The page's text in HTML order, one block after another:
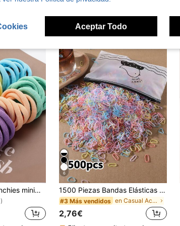
50 piezas de Scrunchies minimalistas y prácticos, accesorios de cabello para el hogar diario adecuados para niñas en la temporada de regreso a la escuela
6
1500 Piezas Bandas Elásticas Desechables de Tamaño Mini Diámetro 0.47 Pulgadas para Cabello de Niñas, Sujetadores de Coleta, Accesorios para el Cabello Adecuados para Uso Diario
#3 Más vendidos en Casual Accesorios para el cabello para niños
2,76€
Aceptar Todo